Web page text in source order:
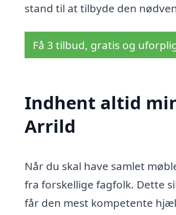
stand til at tilbyde den
Få 3 tilbud, gratis og
Indhent altid
Arrild
Når du skal have samlet
fra forskellige fagfolk. Dette
får den mest kompetente